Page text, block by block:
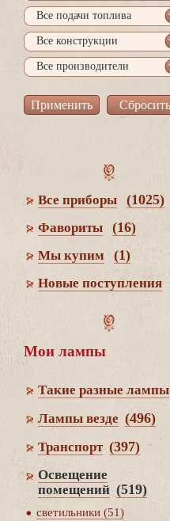
се подачи топлива
се конструкции
се производители
се приборы (1025)
Фавориты (16)
Мы купим (1)
Новые поступления
Мои лампы
Такие разные лампы
Лампы везде (496)
Транспорт (397)
Освещение
помещений (519)
светильники (51)